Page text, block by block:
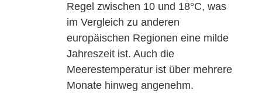
Regel zwischen 10 und 18°C, was
im Vergleich zu anderen
europäischen Regionen eine milde
Jahreszeit ist. Auch die
Meerestemperatur ist über mehrere
Monate hinweg angenehm.